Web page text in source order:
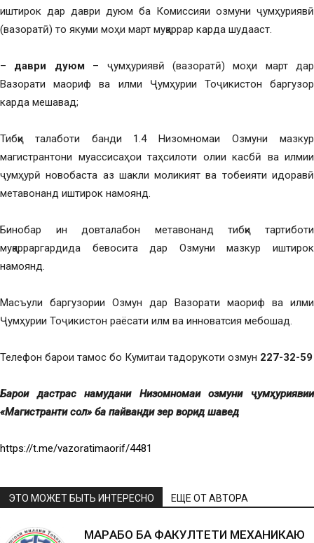
иштирок дар даври дуюм ба Комиссияи озмуни ҷумҳуриявӣ
(вазоратӣ) то якуми моҳи март муқаррар карда шудааст.
– даври дуюм– ҷумҳуриявӣ (вазоратӣ) моҳи март дар
Вазорати маориф ва илми Ҷумҳурии Тоҷикистон баргузор
карда мешавад;
Тибқи талаботи банди 1.4 Низомномаи Озмуни мазкур
магистрантони муассисаҳои таҳсилоти олии касбӣ ва илмии
ҷумҳурӣ новобаста аз шакли моликият ва тобеияти идоравӣ
метавонанд иштирок намоянд.
Бинобар ин довталабон метавонанд тибқи тартиботи
муқарраргардида бевосита дар Озмуни мазкур иштирок
намоянд.
Масъули баргузории Озмун дар Вазорати маориф ва илми
Ҷумҳурии Тоҷикистон раёсати илм ва инноватсия мебошад.
Телефон барои тамос бо Кумитаи тадорукоти озмун 227-32-59
Барои дастрас намудани Низомномаи озмуни ҷумҳуриявии
«Магистранти сол» ба пайванди зер ворид шавед
https://t.me/vazoratimaorif/4481
ЭТО МОЖЕТ БЫТЬ ИНТЕРЕСНО ЕЩЕ ОТ АВТОРА
МАРҲАБО БА ФАКУЛТЕТИ МЕХАНИКАЮ